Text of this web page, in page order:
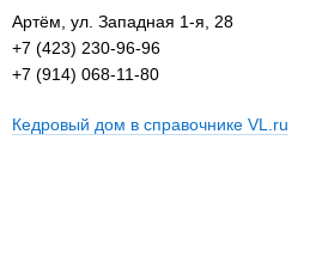
Артём, ул. Западная 1-я, 28
+7 (423) 230-96-96
+7 (914) 068-11-80
Кедровый дом в справочнике VL.ru